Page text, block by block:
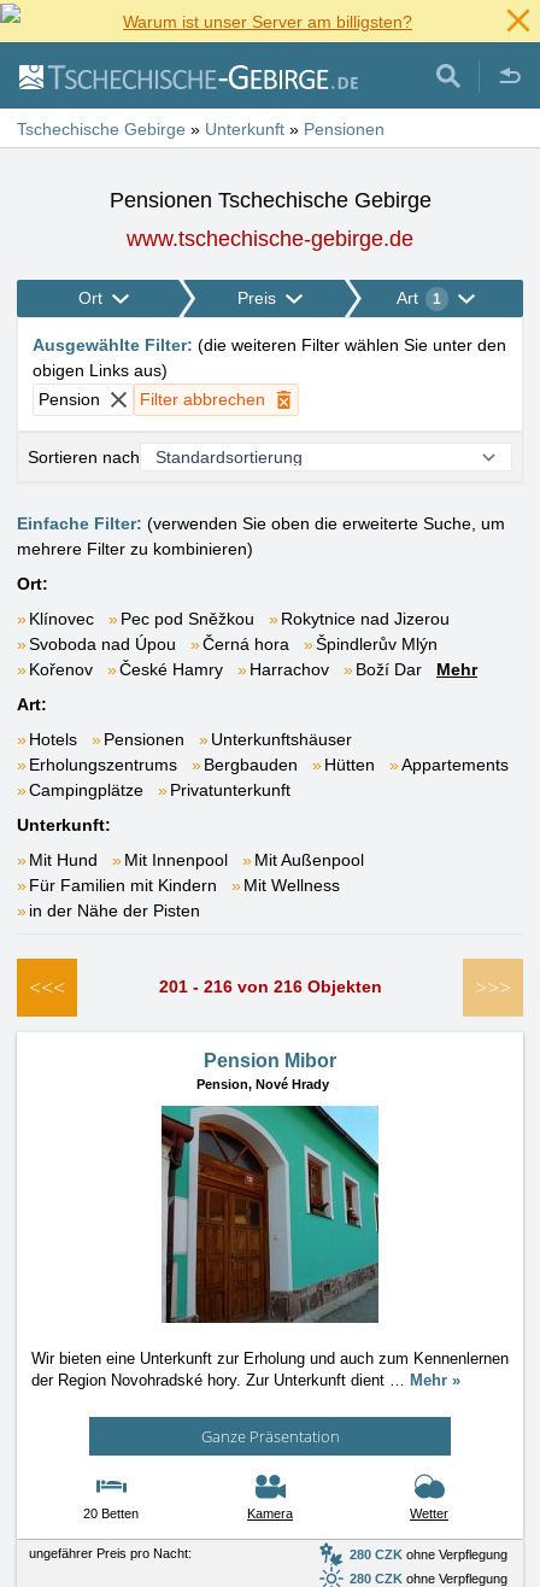
Warum ist unser Server am billigsten?
Tschechische Gebirge » Unterkunft » Pensionen
Pensionen Tschechische Gebirge
www.tschechische-gebirge.de
Ort Preis Art 1
Ausgewählte Filter: (die weiteren Filter wählen Sie unter den
obigen Links aus)
Pension
Filter abbrechen
Sortieren nach
Einfache Filter: (verwenden Sie oben die erweiterte Suche, um
mehrere Filter zu kombinieren)
Ort:
Klínovec
Pec pod Sněžkou
Rokytnice nad Jizerou
Svoboda nad Úpou
Černá hora
Špindlerův Mlýn
Kořenov
České Hamry Harrachov Boží Dar
Mehr
Art:
Hotels
Pensionen
Unterkunftshäuser
Erholungszentrums
Bergbauden Hütten
Appartements
Campingplätze
Privatunterkunft
Unterkunft:
Mit Hund
Mit Innenpool
Mit Außenpool
Für Familien mit Kindern
Mit Wellness
in der Nähe der Pisten
<<< 201 - 216 von 216 Objekten >>>
Pension Mibor
Pension, Nové Hrady
Wir bieten eine Unterkunft zur Erholung und auch zum Kennenlernen
der Region Novohradské hory. Zur Unterkunft dient … Mehr »
Ganze Präsentation
20 Betten Kamera Wetter
ungefährer Preis pro Nacht: 280 CZK ohne Verpflegung
280 CZK ohne Verpflegung